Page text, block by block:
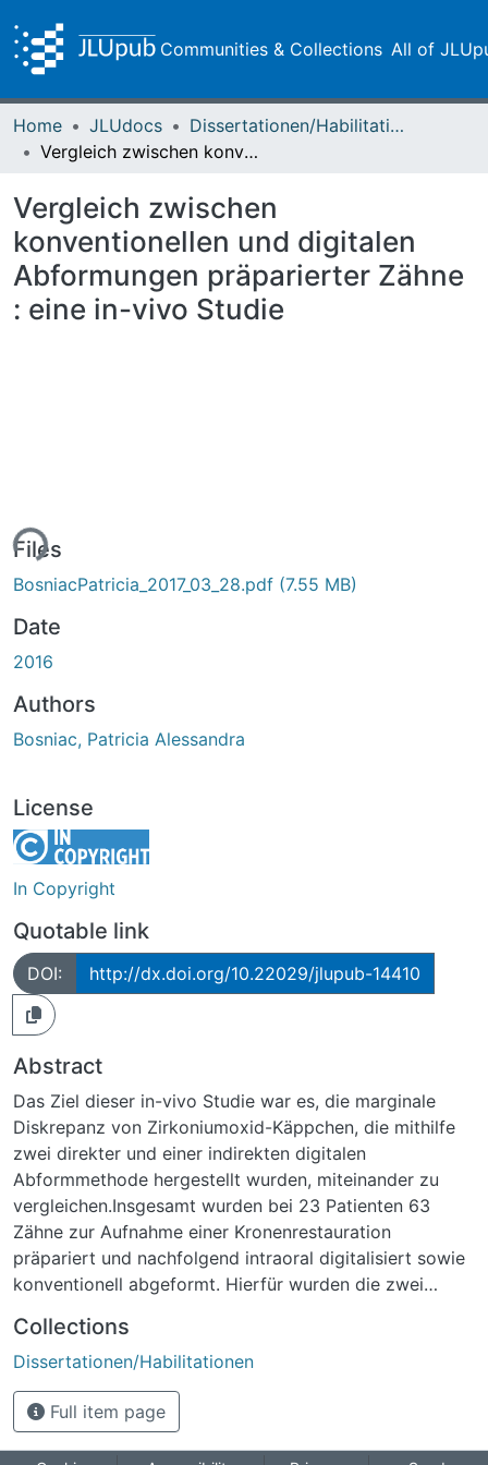
Communities & Collections All of
Home JLUdocs
Dissertationen/Habilitationen
Vergleich zwischen konventionellen und digitalen Abformungen präparierter Zähne : eine in-vivo Studie
Vergleich zwischen
konventionellen und digitalen
Abformungen präparierter Zähne
: eine in-vivo Studie
Files
BosniacPatricia_2017_03_28.pdf (7.55 MB)
Date
2016
Authors
Bosniac, Patricia Alessandra
License
In Copyright
Quotable link
DOI: http://dx.doi.org/10.22029/jlupub-14410
Abstract
Das Ziel dieser in-vivo Studie war es, die marginale
Diskrepanz von Zirkoniumoxid-Käppchen, die mithilfe
zwei direkter und einer indirekten digitalen
Abformmethode hergestellt wurden, miteinander zu
vergleichen.Insgesamt wurden bei 23 Patienten 63
Zähne zur Aufnahme einer Kronenrestauration
präpariert und nachfolgend intraoral digitalisiert sowie
konventionell abgeformt. Hierfür wurden die zwei
verwendet. Die konventionelle Abformung wurde mit
dem scanbaren A-Silikon Flexitime fast&scan nach der
Korrektur-Technik ausgeführt und anschließend mit
dem Laborscanner D700 indirekt digitalisiert. Auf
Collections
Dissertationen/Habilitationen
Full item page